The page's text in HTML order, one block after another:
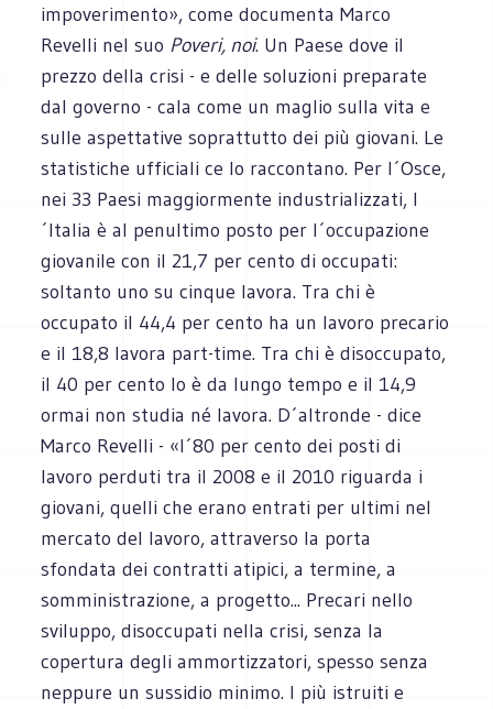
impoverimento», come documenta Marco
Revelli nel suo Poveri, noi. Un Paese dove il
prezzo della crisi - e delle soluzioni preparate
dal governo - cala come un maglio sulla vita e
sulle aspettative soprattutto dei più giovani. Le
statistiche ufficiali ce lo raccontano. Per l´Osce,
nei 33 Paesi maggiormente industrializzati, l
´Italia è al penultimo posto per l´occupazione
giovanile con il 21,7 per cento di occupati:
soltanto uno su cinque lavora. Tra chi è
occupato il 44,4 per cento ha un lavoro precario
e il 18,8 lavora part-time. Tra chi è disoccupato,
il 40 per cento lo è da lungo tempo e il 14,9
ormai non studia né lavora. D´altronde - dice
Marco Revelli - «l´80 per cento dei posti di
lavoro perduti tra il 2008 e il 2010 riguarda i
giovani, quelli che erano entrati per ultimi nel
mercato del lavoro, attraverso la porta
sfondata dei contratti atipici, a termine, a
somministrazione, a progetto... Precari nello
sviluppo, disoccupati nella crisi, senza la
copertura degli ammortizzatori, spesso senza
neppure un sussidio minimo. I più istruiti e